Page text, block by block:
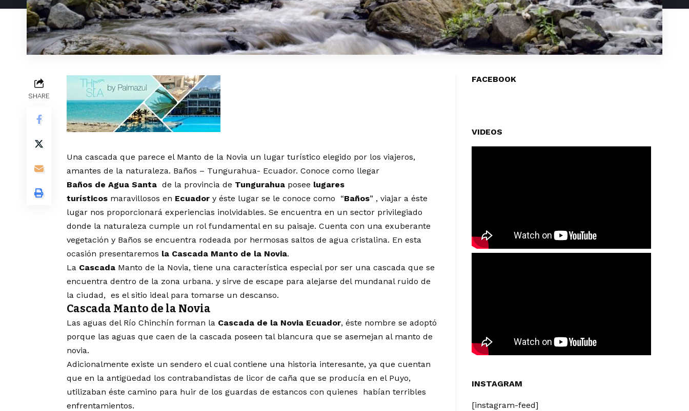
SHARE
Una cascada que parece el Manto de la Novia un lugar turístico elegido por los viajeros,
amantes de la naturaleza. Baños – Tungurahua- Ecuador. Conoce como llegar
Baños de Agua Santa de la provincia de Tungurahua posee lugares
turísticos maravillosos en Ecuador y éste lugar se le conoce como “Baños” , viajar a éste
lugar nos proporcionará experiencias inolvidables. Se encuentra en un sector privilegiado
donde la naturaleza cumple un rol fundamental en su paisaje. Cuenta con una exuberante
vegetación y Baños se encuentra rodeada por hermosas saltos de agua cristalina. En esta
ocasión presentaremos la Cascada Manto de la Novia.
La Cascada Manto de la Novia, tiene una característica especial por ser una cascada que se
encuentra dentro de la zona urbana. y sirve de escape para alejarse del mundanal ruido de
la ciudad, es el sitio ideal para tomarse un descanso.
Cascada Manto de la Novia
Las aguas del Río Chinchín forman la Cascada de la Novia Ecuador, éste nombre se adoptó
porque las aguas que caen de la cascada poseen tal blancura que se asemejan al manto de
novia.
Adicionalmente existe un sendero el cual contiene una historia interesante, ya que cuentan
que en la antigüedad los contrabandistas de licor de caña que se producía en el Puyo,
utilizaban éste camino para huir de los guardas de estancos con quienes habían terribles
enfrentamientos.
FACEBOOK
VIDEOS
INSTAGRAM
[instagram-feed]